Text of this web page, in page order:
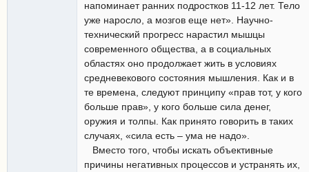
напоминает ранних подростков 11-12 лет. Тело
уже наросло, а мозгов еще нет». Научно-
технический прогресс нарастил мышцы
современного общества, а в социальных
областях оно продолжает жить в условиях
средневекового состояния мышления. Как и в
те времена, следуют принципу «прав тот, у кого
больше прав», у кого больше сила денег,
оружия и толпы. Как принято говорить в таких
случаях, «сила есть – ума не надо».
Вместо того, чтобы искать объективные
причины негативных процессов и устранять их,